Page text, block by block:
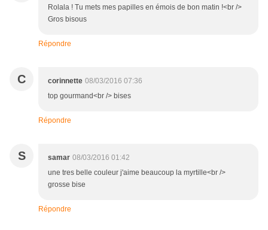
Rolala ! Tu mets mes papilles en émois de bon matin !<br />
Gros bisous
Répondre
C corinnette 08/03/2016 07:36
top gourmand<br /> bises
Répondre
S samar 08/03/2016 01:42
une tres belle couleur j'aime beaucoup la myrtille<br />
grosse bise
Répondre